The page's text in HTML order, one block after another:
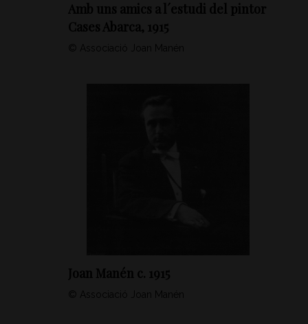
Amb uns amics a l´estudi del pintor
Cases Abarca, 1915
© Associació Joan Manén
Joan Manén c. 1915
© Associació Joan Manén